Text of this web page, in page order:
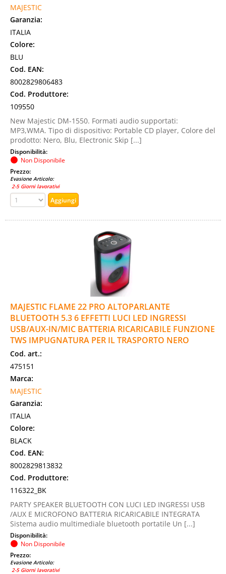
MAJESTIC
Garanzia:
ITALIA
Colore:
BLU
Cod. EAN:
8002829806483
Cod. Produttore:
109550
New Majestic DM-1550. Formati audio supportati:
MP3,WMA. Tipo di dispositivo: Portable CD player, Colore del
prodotto: Nero, Blu, Electronic Skip [...]
Disponibilità:
Non Disponibile
Prezzo:
Evasione Articolo:
2-5 Giorni lavorativi
MAJESTIC FLAME 22 PRO ALTOPARLANTE
BLUETOOTH 5.3 6 EFFETTI LUCI LED INGRESSI
USB/AUX-IN/MIC BATTERIA RICARICABILE FUNZIONE
TWS IMPUGNATURA PER IL TRASPORTO NERO
Cod. art.:
475151
Marca:
MAJESTIC
Garanzia:
ITALIA
Colore:
BLACK
Cod. EAN:
8002829813832
Cod. Produttore:
116322_BK
PARTY SPEAKER BLUETOOTH CON LUCI LED INGRESSI USB
/AUX E MICROFONO BATTERIA RICARICABILE INTEGRATA
Sistema audio multimediale bluetooth portatile Un [...]
Disponibilità:
Non Disponibile
Prezzo:
Evasione Articolo:
2-5 Giorni lavorativi